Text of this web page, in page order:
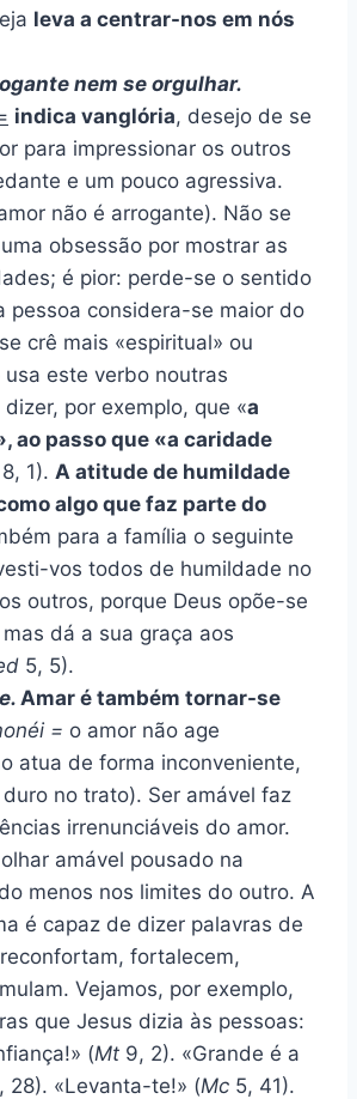
leva a centrar-nos em nós
nem se orgulhar.
indica vanglória, desejo de se
para impressionar os outros
e um pouco agressiva.
não é arrogante). Não se
obsessão por mostrar as
é pior: perde-se o sentido
pessoa considera-se maior do
crê mais «espiritual» ou
usa este verbo noutras
por exemplo, que «a
ao passo que «a caridade
1). A atitude de humildade
algo que faz parte do
para a família o seguinte
vos todos de humildade no
outros, porque Deus opõe-se
dá a sua graça aos
5, 5).
Amar é também tornar-se
= o amor não age
atua de forma inconveniente,
no trato). Ser amável faz
irrenunciáveis do amor.
amável pousado na
menos nos limites do outro. A
é capaz de dizer palavras de
fortalecem,
Vejamos, por exemplo,
que Jesus dizia às pessoas:
(Mt 9, 2). «Grande é a
28). «Levanta-te!» (Mc 5, 41).